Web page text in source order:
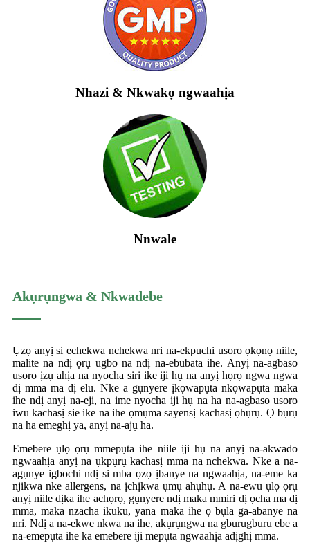
Nhazi & Nkwakọ ngwaahịa
Nnwale
Akụrụngwa & Nkwadebe
Ụzọ anyị si echekwa nchekwa nri na-ekpuchi usoro ọkọnọ niile,
malite na ndị ọrụ ugbo na ndị na-ebubata ihe. Anyị na-agbaso
usoro ịzụ ahịa na nyocha siri ike iji hụ na anyị họrọ ngwa ngwa
dị mma ma dị elu. Nke a gụnyere ịkọwapụta nkọwapụta maka
ihe ndị anyị na-eji, na ime nyocha iji hụ na ha na-agbaso usoro
iwu kachasị sie ike na ihe ọmụma sayensị kachasị ọhụrụ. Ọ bụrụ
na ha emeghị ya, anyị na-ajụ ha.
Emebere ụlọ ọrụ mmepụta ihe niile iji hụ na anyị na-akwado
ngwaahịa anyị na ụkpụrụ kachasị mma na nchekwa. Nke a na-
agụnye igbochi ndị si mba ọzọ ịbanye na ngwaahịa, na-eme ka
njikwa nke allergens, na ịchịkwa ụmụ ahụhụ. A na-ewu ụlọ ọrụ
anyị niile dịka ihe achọrọ, gụnyere ndị maka mmiri dị ọcha ma dị
mma, maka nzacha ikuku, yana maka ihe ọ bụla ga-abanye na
nri. Ndị a na-ekwe nkwa na ihe, akụrụngwa na gburugburu ebe a
na-emepụta ihe ka emebere iji mepụta ngwaahịa adịghị mma.